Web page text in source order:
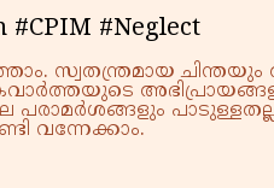
#CPIM #Neglect
സ്വതന്ത്രമായ ചിന്തയും
പരാമർശങ്ങളും
വന്നേക്കാം.